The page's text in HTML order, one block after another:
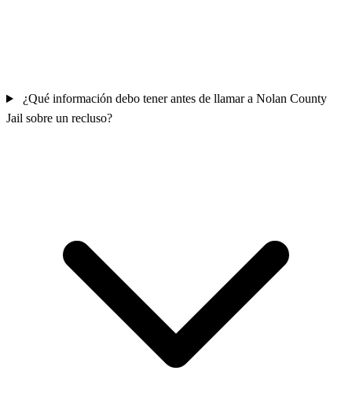
¿Qué información debo tener antes de llamar a Nolan County
Jail sobre un recluso?